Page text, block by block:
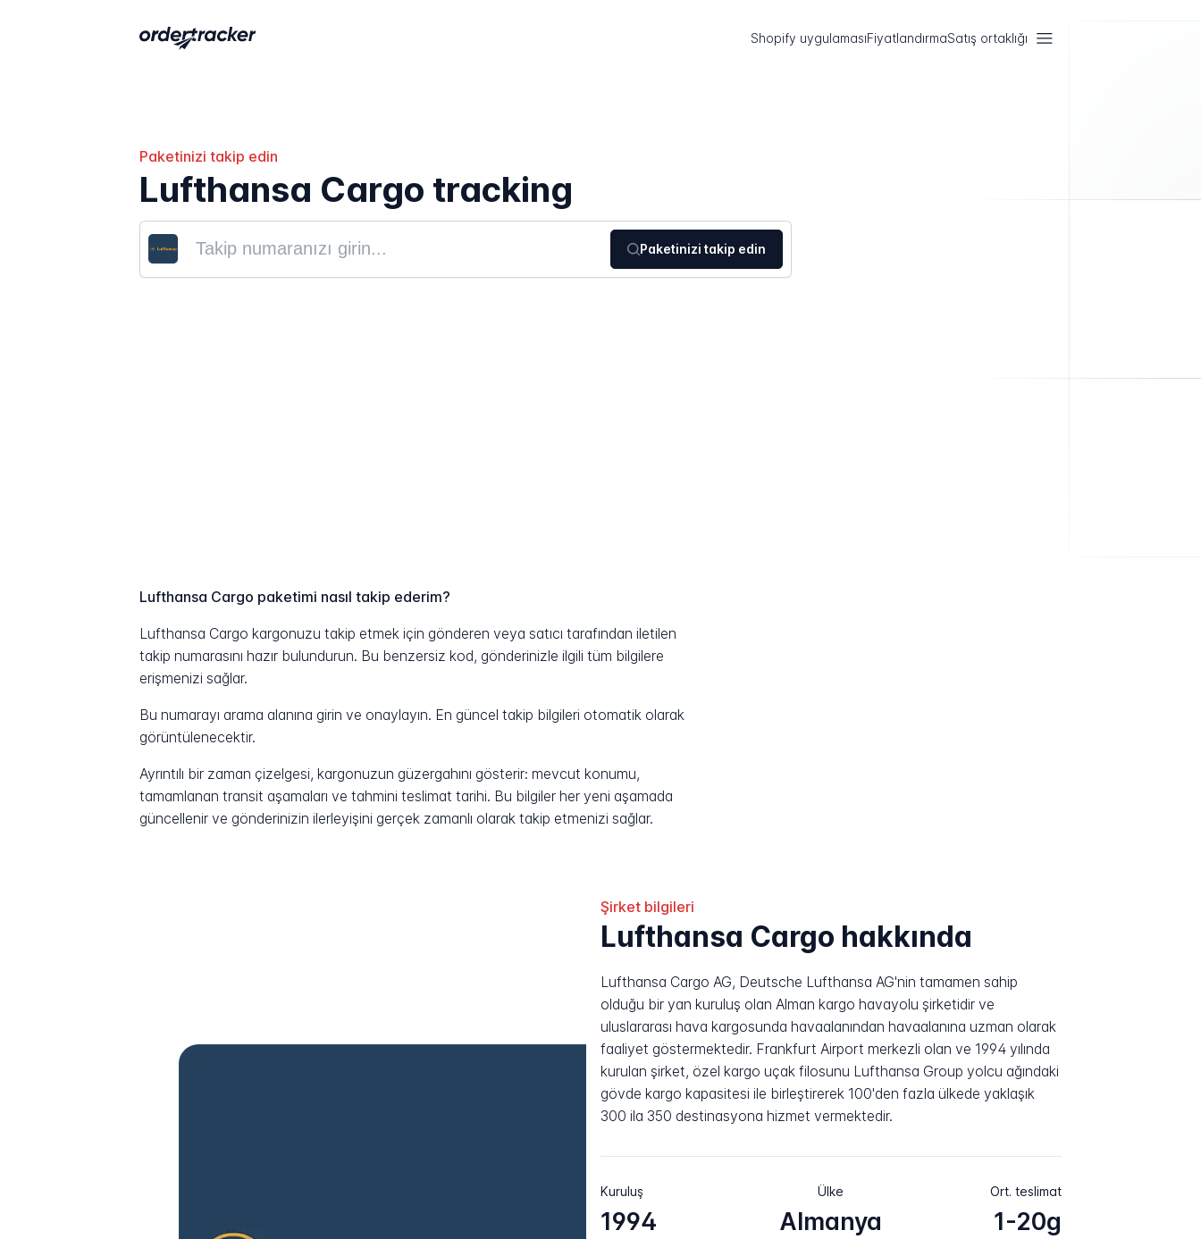
Shopify uygulamasıFiyatlandırmaSatış ortaklığı
Paketinizi takip edin
Lufthansa Cargo tracking
Paketinizi takip edin
Lufthansa Cargo paketimi nasıl takip ederim?
Lufthansa Cargo kargonuzu takip etmek için gönderen veya satıcı tarafından iletilen
takip numarasını hazır bulundurun. Bu benzersiz kod, gönderinizle ilgili tüm bilgilere
erişmenizi sağlar.
Bu numarayı arama alanına girin ve onaylayın. En güncel takip bilgileri otomatik olarak
görüntülenecektir.
Ayrıntılı bir zaman çizelgesi, kargonuzun güzergahını gösterir: mevcut konumu,
tamamlanan transit aşamaları ve tahmini teslimat tarihi. Bu bilgiler her yeni aşamada
güncellenir ve gönderinizin ilerleyişini gerçek zamanlı olarak takip etmenizi sağlar.
Şirket bilgileri
Lufthansa Cargo hakkında
Lufthansa Cargo AG, Deutsche Lufthansa AG'nin tamamen sahip
olduğu bir yan kuruluş olan Alman kargo havayolu şirketidir ve
uluslararası hava kargosunda havaalanından havaalanına uzman olarak
faaliyet göstermektedir. Frankfurt Airport merkezli olan ve 1994 yılında
kurulan şirket, özel kargo uçak filosunu Lufthansa Group yolcu ağındaki
gövde kargo kapasitesi ile birleştirerek 100'den fazla ülkede yaklaşık
300 ila 350 destinasyona hizmet vermektedir.
Kuruluş
1994
Ülke
Almanya
Ort. teslimat
1-20g